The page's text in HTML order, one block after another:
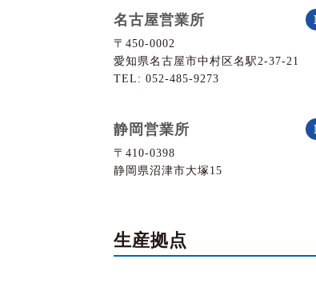
名古屋営業所
〒450-0002
愛知県名古屋市中村区名駅2-37-21
TEL: 052-485-9273
静岡営業所
〒410-0398
静岡県沼津市大塚15
生産拠点